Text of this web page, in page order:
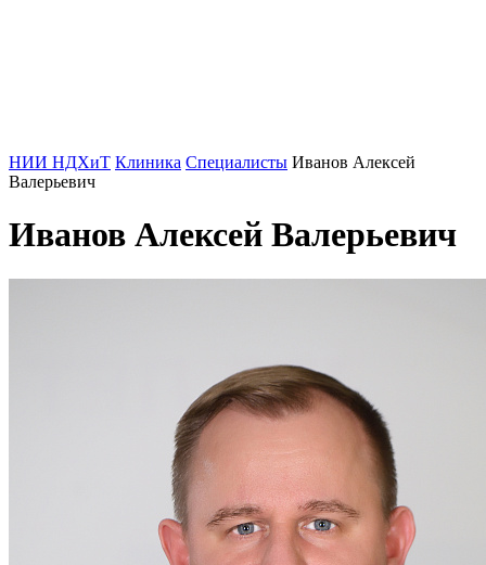
НИИ НДХиТ Клиника Специалисты Иванов Алексей
Валерьевич
Иванов Алексей Валерьевич